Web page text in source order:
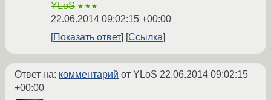
YLoS ★★★
22.06.2014 09:02:15 +00:00
Показать ответ
Ссылка
Ответ на: комментарий от YLoS 22.06.2014 09:02:15
+00:00